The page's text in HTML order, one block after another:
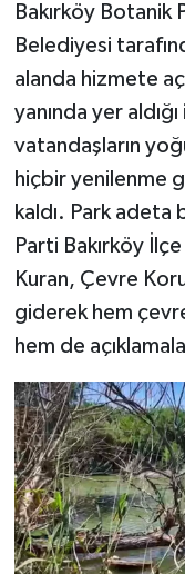
Bakırköy Botanik
Belediyesi
alanda hizmete
yanında yer
vatandaşların
hiçbir yenilenme
kaldı. Park adeta
Parti Bakırköy
Kuran, Çevre
giderek hem
hem de